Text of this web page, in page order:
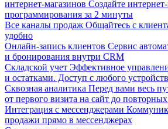
интернет-магазинов Создайте
программирования за 2 минуты
Все каналы продаж Общайтесь с
удобно
Онлайн-запись клиентов Сервис
и бронирования внутри CRM
Складской учет Эффективное
и остатками. Доступ с любого
Сквозная аналитика Перед вами весь
от первого визита на сайт до
Интеграция с мессенджерами
продажи прямо в мессенджерах